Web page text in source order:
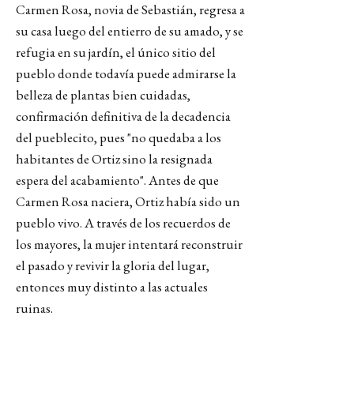
Carmen Rosa, novia de Sebastián, regresa a
su casa luego del entierro de su amado, y se
refugia en su jardín, el único sitio del
pueblo donde todavía puede admirarse la
belleza de plantas bien cuidadas,
confirmación definitiva de la decadencia
del pueblecito, pues "no quedaba a los
habitantes de Ortiz sino la resignada
espera del acabamiento". Antes de que
Carmen Rosa naciera, Ortiz había sido un
pueblo vivo. A través de los recuerdos de
los mayores, la mujer intentará reconstruir
el pasado y revivir la gloria del lugar,
entonces muy distinto a las actuales
ruinas.